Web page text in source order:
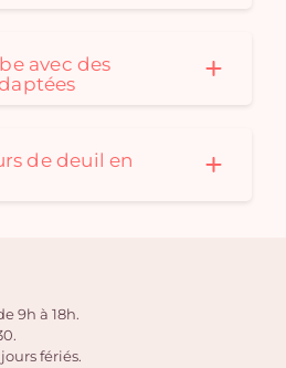
avec des
de deuil en
9h à 18h.
fériés.